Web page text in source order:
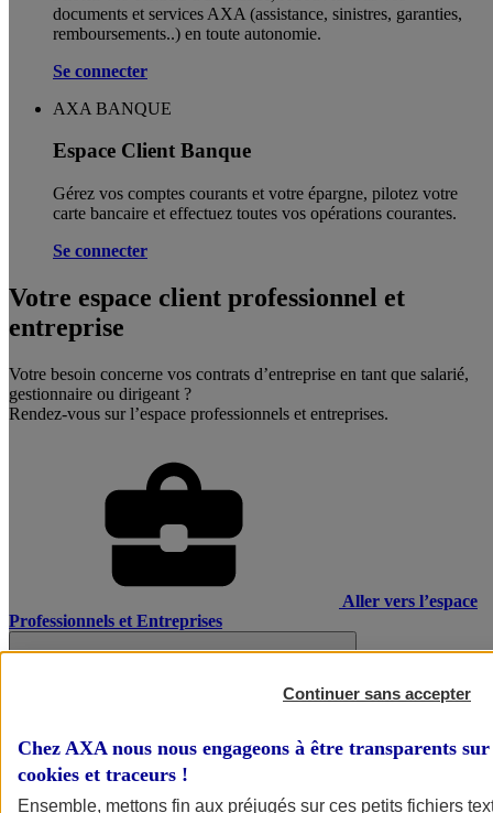
documents et services AXA (assistance, sinistres, garanties,
remboursements..) en toute autonomie. ​
Se connecter
AXA BANQUE
Espace Client Banque
Gérez vos comptes courants et votre épargne, pilotez votre
carte bancaire et effectuez toutes vos opérations courantes.
Se connecter
Votre espace client professionnel et
entreprise
Votre besoin concerne vos contrats d’entreprise en tant que salarié,
gestionnaire ou dirigeant ?
Rendez-vous sur l’espace professionnels et entreprises.
Aller vers l’espace
Professionnels et Entreprises
Continuer sans accepter
Chez AXA nous nous engageons à être transparents
cookies et traceurs !
Ensemble, mettons fin aux préjugés sur ces petits fichiers